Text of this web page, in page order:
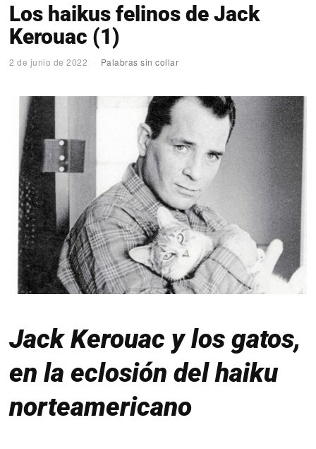
Los haikus felinos de Jack
Kerouac (1)
2 de junio de 2022 Palabras sin collar
Jack Kerouac y los gatos,
en la eclosión del haiku
norteamericano